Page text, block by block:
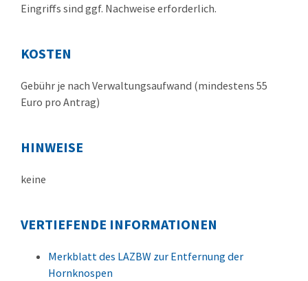
Eingriffs sind ggf. Nachweise erforderlich.
KOSTEN
Gebühr je nach Verwaltungsaufwand (mindestens 55
Euro pro Antrag)
HINWEISE
keine
VERTIEFENDE INFORMATIONEN
Merkblatt des LAZBW zur Entfernung der
Hornknospen